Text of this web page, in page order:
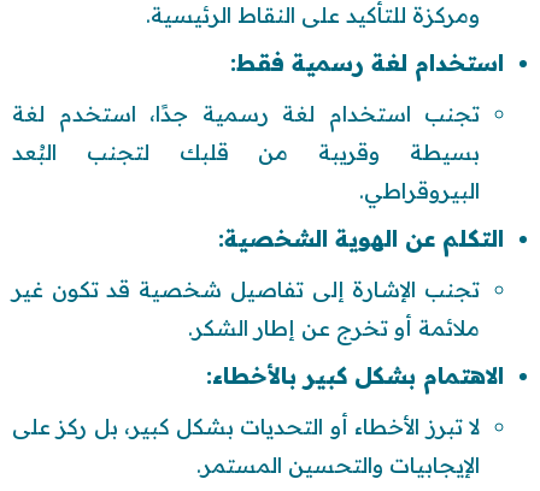
ومركزة للتأكيد على النقاط الرئيسية.
استخدام لغة رسمية فقط:
تجنب استخدام لغة رسمية جدًا، استخدم لغة
بسيطة وقريبة من قلبك لتجنب البُعد
البيروقراطي.
التكلم عن الهوية الشخصية:
تجنب الإشارة إلى تفاصيل شخصية قد تكون غير
ملائمة أو تخرج عن إطار الشكر.
الاهتمام بشكل كبير بالأخطاء:
لا تبرز الأخطاء أو التحديات بشكل كبير، بل ركز على
الإيجابيات والتحسين المستمر.